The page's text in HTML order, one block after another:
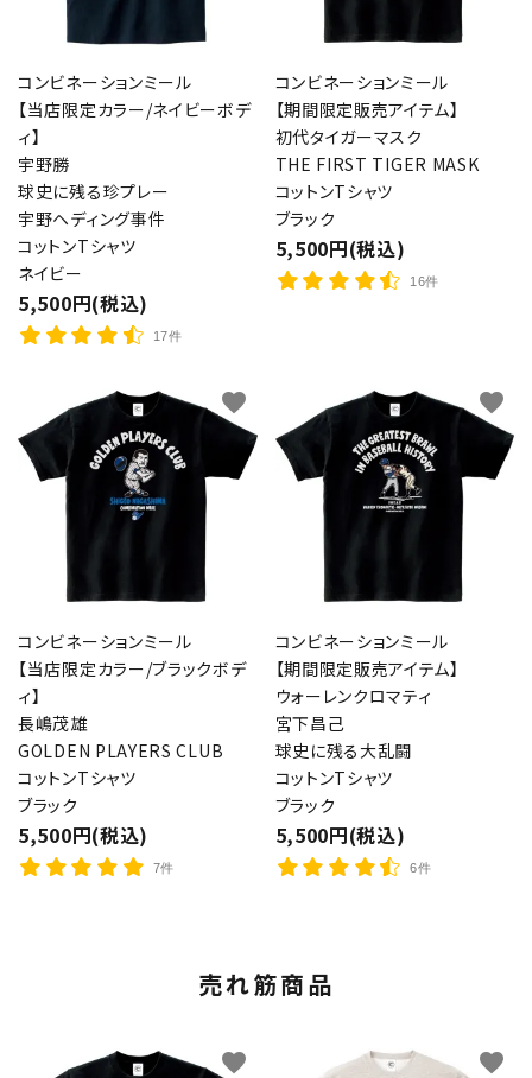
コンビネーションミール
【当店限定カラー/ネイビーボデ
ィ】
宇野勝
球史に残る珍プレー
宇野ヘディング事件
コットンTシャツ
ネイビー
5,500円(税込)
17件
コンビネーションミール
【期間限定販売アイテム】
初代タイガーマスク
THE FIRST TIGER MASK
コットンTシャツ
ブラック
5,500円(税込)
16件
コンビネーションミール
【当店限定カラー/ブラックボデ
ィ】
長嶋茂雄
GOLDEN PLAYERS CLUB
コットンTシャツ
ブラック
5,500円(税込)
7件
favorite
コンビネーションミール
【期間限定販売アイテム】
ウォーレンクロマティ
宮下昌己
球史に残る大乱闘
コットンTシャツ
ブラック
5,500円(税込)
6件
favorite
売れ筋商品
favorite favorite